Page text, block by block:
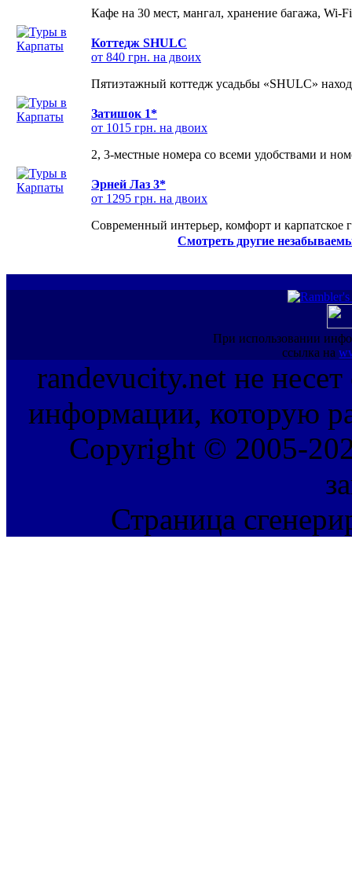
Кафе на 30 мест, мангал, хранение багажа, Wi-
Коттедж SHULC
от 840 грн. на двоих
Пятиэтажный коттедж усадьбы «SHULC»
Затишок 1*
от 1015 грн. на двоих
2, 3-местные номера со всеми удобствами и
Эрней Лаз 3*
от 1295 грн. на двоих
Современный интерьер, комфорт и карпатское
Смотреть другие
При использовании
ссылка на
randevucity.net не несет
информации, которую
Copyright © 2005-
Страница